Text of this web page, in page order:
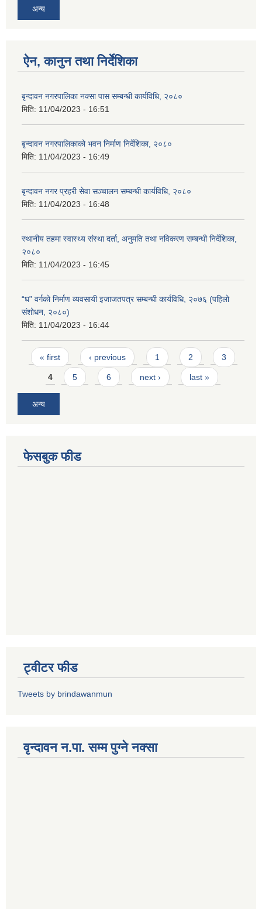
अन्य
ऐन, कानुन तथा निर्देशिका
बृन्दावन नगरपालिका नक्सा पास सम्बन्धी कार्यविधि, २०८०
मिति: 11/04/2023 - 16:51
बृन्दावन नगरपालिकाको भवन निर्माण निर्देशिका, २०८०
मिति: 11/04/2023 - 16:49
बृन्दावन नगर प्रहरी सेवा सञ्चालन सम्बन्धी कार्यविधि, २०८०
मिति: 11/04/2023 - 16:48
स्थानीय तहमा स्वास्थ्य संस्था दर्ता, अनुमति तथा नविकरण सम्बन्धी निर्देशिका,
२०८०
मिति: 11/04/2023 - 16:45
“घ” वर्गको निर्माण व्यवसायी इजाजतपत्र सम्बन्धी कार्यविधि, २०७६ (पहिलो
संशोधन, २०८०)
मिति: 11/04/2023 - 16:44
Pages
« first ‹ previous 1 2 3
4 5 6 next › last »
अन्य
फेसबुक फीड
ट्वीटर फीड
Tweets by brindawanmun
वृन्दावन न.पा. सम्म पुग्ने नक्सा